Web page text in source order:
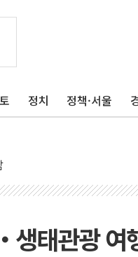
정치 정책·서울
생태관광